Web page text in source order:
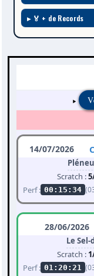
🏅 + de Records
14/07/2026
Scratch :
Perf : 00:15:34
28/06/2026
Le
Scratch :
Perf : 01:20:21